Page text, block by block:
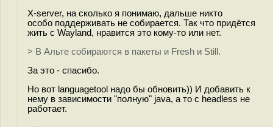
X-server, на сколько я понимаю, дальше никто
особо поддерживать не собирается. Так что придётся
жить с Wayland, нравится это кому-то или нет.
> В Альте собираются в пакеты и Fresh и Still.
За это - спасибо.
Но вот languagetool надо бы обновить)) И добавить к
нему в зависимости "полную" java, а то с headless не
работает.